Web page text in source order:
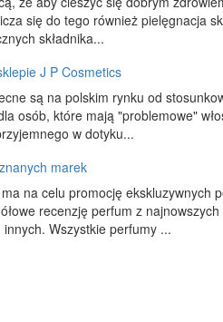
się do tego również pielęgnacja
składnika...
J P Cosmetics
są na polskim rynku od
osób, które mają "problemowe"
w dotyku...
marek
na celu promocję
recenzję perfum z
Wszystkie perfumy ...